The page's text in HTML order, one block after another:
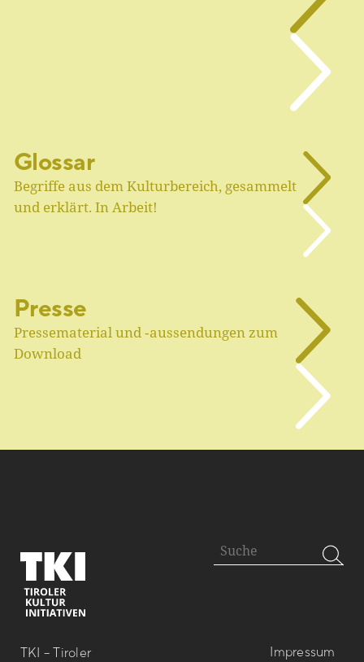
Glossar
Begriffe aus dem Kulturbereich, gesammelt
und erklärt. In Arbeit!
Presse
Pressematerial und ‑aussendungen zum
Download
TKI – Tiroler Impressum